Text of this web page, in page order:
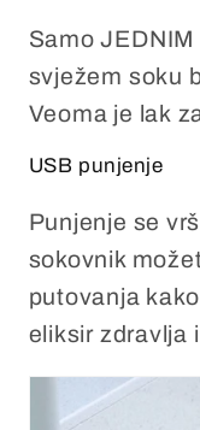
SamoJEDNIM
svježem soku
Veoma je lak
USB punjenje
Punjenje se
sokovnik
putovanja
eliksir zdravlja